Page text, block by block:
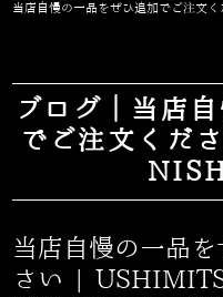
当店自慢の一品をぜひ追加でご注
ブログ｜当店
でご注文くだ
当店自慢の一品
さい |